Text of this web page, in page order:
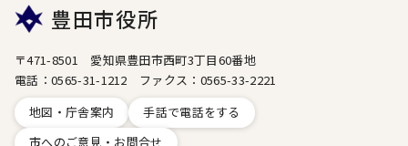
豊田市役所
〒471-8501 愛知県豊田市西町3丁目60番地
電話：0565-31-1212 ファクス：0565-33-2221
地図・庁舎案内
手話で電話をする
市へのご意見・お問合せ